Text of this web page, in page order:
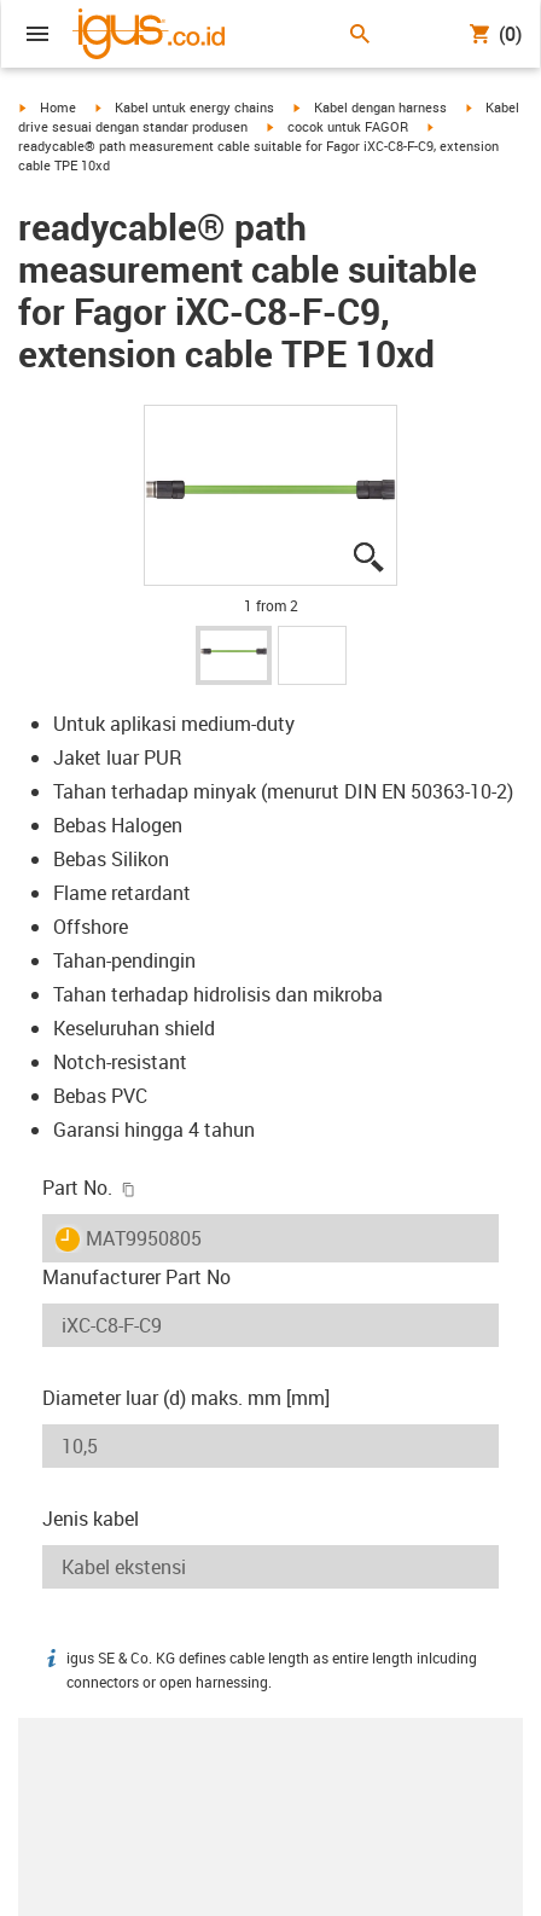
(0)
igus-icon-arrow-right
Home igus-icon-arrow-right
Kabel untuk energy chains igus-icon-arrow-right
Kabel dengan harness igus-icon-
Kabel
drive sesuai dengan standar produsen
igus-icon-arrow-right
cocok untuk FAGOR
readycable® path measurement cable suitable for Fagor iXC-C8-F-C9, extension
cable TPE 10xd
readycable® path
measurement cable suitable
for Fagor iXC-C8-F-C9,
extension cable TPE 10xd
1 from 2
Untuk aplikasi medium-duty
Jaket luar PUR
Tahan terhadap minyak (menurut DIN EN 50363-10-2)
Bebas Halogen
Bebas Silikon
Flame retardant
Offshore
Tahan-pendingin
Tahan terhadap hidrolisis dan mikroba
Keseluruhan shield
Notch-resistant
Bebas PVC
Garansi hingga 4 tahun
Part No.
igus-icon-lieferzeit
MAT9950805
Manufacturer Part No
Diameter luar (d) maks. mm [mm]
Jenis kabel
igus-icon-info
igus SE & Co. KG defines cable length as entire length inlcuding
connectors or open harnessing.